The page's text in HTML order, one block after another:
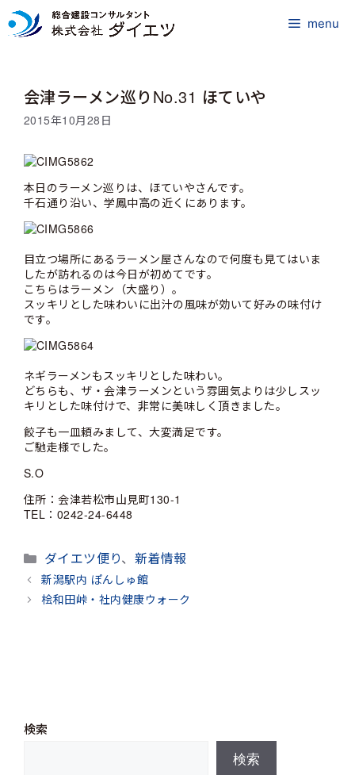
コ
ン
menu
会津ラーメン巡りNo.31 ほていや
2015年10月28日
本日のラーメン巡りは、ほていやさんです。
千石通り沿い、学鳳中高の近くにあります。
目立つ場所にあるラーメン屋さんなので何度も見てはいま
したが訪れるのは今日が初めてです。
こちらはラーメン（大盛り）。
スッキリとした味わいに出汁の風味が効いて好みの味付け
です。
ネギラーメンもスッキリとした味わい。
どちらも、ザ・会津ラーメンという雰囲気よりは少しスッ
キリとした味付けで、非常に美味しく頂きました。
餃子も一皿頼みまして、大変満足です。
ご馳走様でした。
S.O
住所：会津若松市山見町130-1
TEL：0242-24-6448
カ
テ
ゴ
ダイエツ便り、 新着情報
新潟駅内 ぽんしゅ館
桧和田峠・社内健康ウォーク
検索
検索